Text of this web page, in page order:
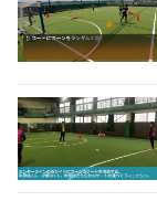
【
日
協